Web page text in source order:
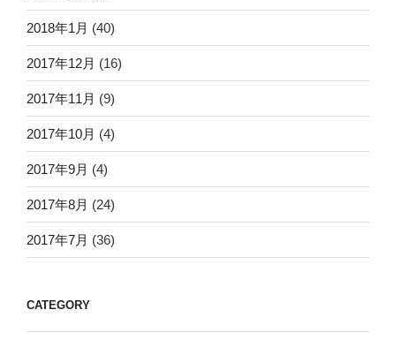
2018年1月 (40)
2017年12月 (16)
2017年11月 (9)
2017年10月 (4)
2017年9月 (4)
2017年8月 (24)
2017年7月 (36)
CATEGORY